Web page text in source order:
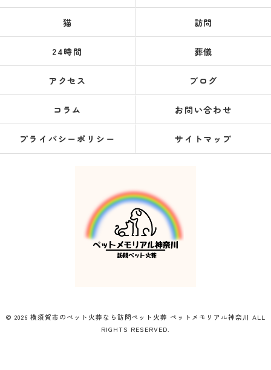
猫 訪問
24時間 葬儀
アクセス ブログ
コラム お問い合わせ
プライバシーポリシー サイトマップ
© 2026 横須賀市のペット火葬なら訪問ペット火葬 ペットメモリアル神奈川 ALL
RIGHTS RESERVED.